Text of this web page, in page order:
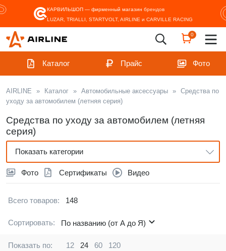
КАРВИЛЬШОП — фирменный магазин брендов
LUZAR, TRIALLI, STARTVOLT, AIRLINE и CARVILLE RACING
0
Каталог Прайс Фото
AIRLINE » Каталог » Автомобильные аксессуары » Средства по
уходу за автомобилем (летняя серия)
Средства по уходу за автомобилем (летняя
серия)
Фото Сертификаты Видео
Показать категории
Всего товаров: 148
Сортировать: По названию (от А до Я)
Показать по: 12 24 60 120